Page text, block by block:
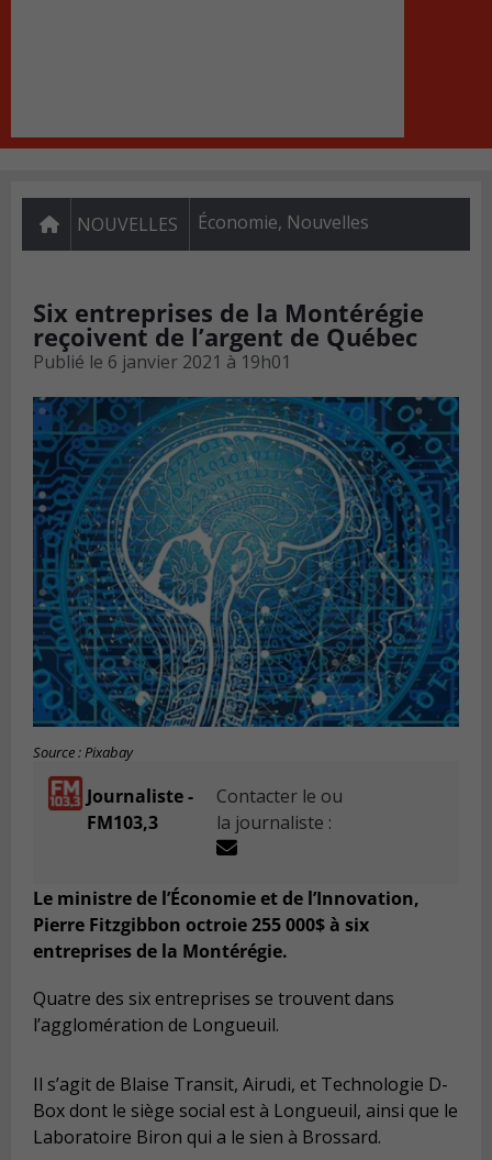
NOUVELLES Économie, Nouvelles
Six entreprises de la Montérégie
reçoivent de l’argent de Québec
Publié le 6 janvier 2021 à 19h01
Source : Pixabay
Journaliste -
FM103,3
Contacter le ou
la journaliste :
Le ministre de l’Économie et de l’Innovation,
Pierre Fitzgibbon octroie 255 000$ à six
entreprises de la Montérégie.
Quatre des six entreprises se trouvent dans
l’agglomération de Longueuil.
Il s’agit de Blaise Transit, Airudi, et Technologie D-
Box dont le siège social est à Longueuil, ainsi que le
Laboratoire Biron qui a le sien à Brossard.